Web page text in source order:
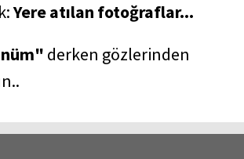
Yere atılan fotoğraflar...
derken gözlerinden